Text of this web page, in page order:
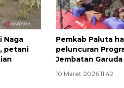
Naga
petani
Pemkab Paluta
peluncuran
Jembatan Garuda
10 Maret 2026 11:42